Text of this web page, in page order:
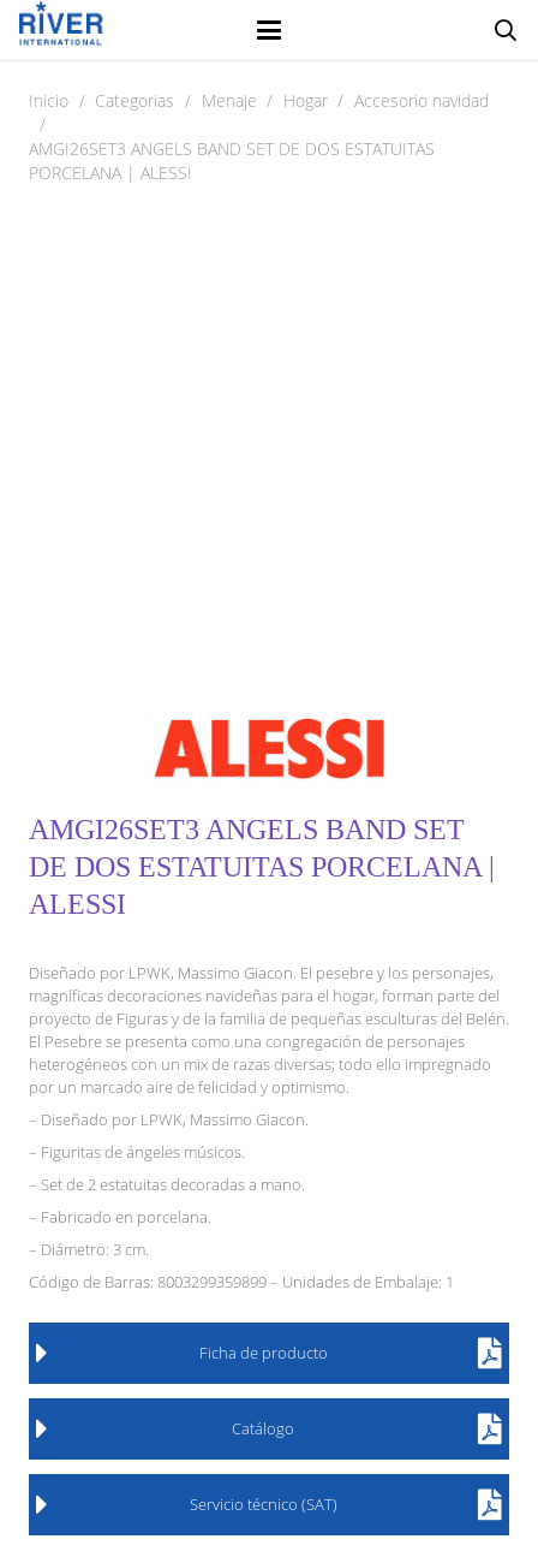
Inicio / Categorias / Menaje / Hogar / Accesorio navidad
/
AMGI26SET3 ANGELS BAND SET DE DOS ESTATUITAS
PORCELANA | ALESSI
AMGI26SET3 ANGELS BAND SET
DE DOS ESTATUITAS PORCELANA |
ALESSI
Diseñado por LPWK, Massimo Giacon. El pesebre y los personajes,
magníficas decoraciones navideñas para el hogar, forman parte del
proyecto de Figuras y de la familia de pequeñas esculturas del Belén.
El Pesebre se presenta como una congregación de personajes
heterogéneos con un mix de razas diversas; todo ello impregnado
por un marcado aire de felicidad y optimismo.
– Diseñado por LPWK, Massimo Giacon.
– Figuritas de ángeles músicos.
– Set de 2 estatuitas decoradas a mano.
– Fabricado en porcelana.
– Diámetro: 3 cm.
Código de Barras: 8003299359899 – Unidades de Embalaje: 1
Ficha de producto
Catálogo
Servicio técnico (SAT)